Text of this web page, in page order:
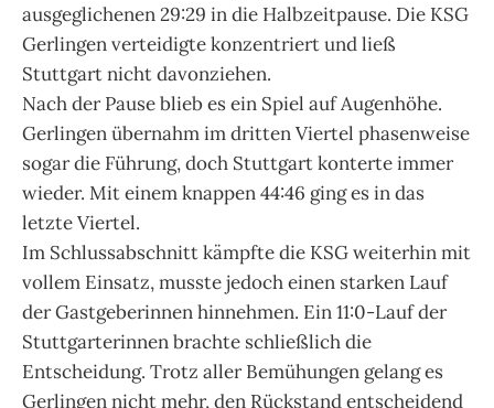
ausgeglichenen 29:29 in die Halbzeitpause. Die KSG
Gerlingen verteidigte konzentriert und ließ
Stuttgart nicht davonziehen.
Nach der Pause blieb es ein Spiel auf Augenhöhe.
Gerlingen übernahm im dritten Viertel phasenweise
sogar die Führung, doch Stuttgart konterte immer
wieder. Mit einem knappen 44:46 ging es in das
letzte Viertel.
Im Schlussabschnitt kämpfte die KSG weiterhin mit
vollem Einsatz, musste jedoch einen starken Lauf
der Gastgeberinnen hinnehmen. Ein 11:0-Lauf der
Stuttgarterinnen brachte schließlich die
Entscheidung. Trotz aller Bemühungen gelang es
Gerlingen nicht mehr, den Rückstand entscheidend